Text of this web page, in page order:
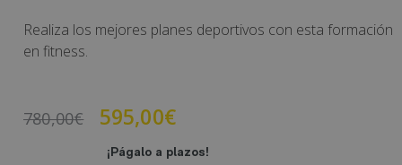
Realiza los mejores planes deportivos con esta formación
en fitness.
780,00€ 595,00€